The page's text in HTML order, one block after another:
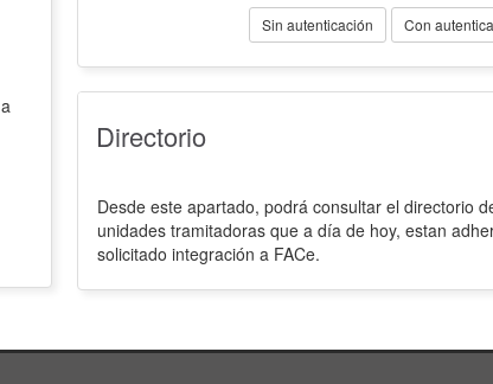
Sin autenticación Con
Directorio
Desde este apartado, podrá consultar el directorio
unidades tramitadoras que a día de hoy, estan
solicitado integración a FACe.